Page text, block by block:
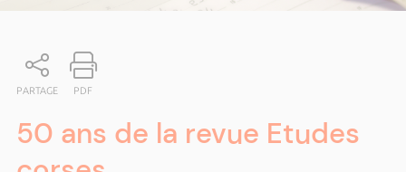
PARTAGE PDF
50 ans de la revue Etudes